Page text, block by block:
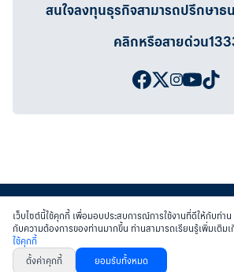
สนใจลงทุนธุรกิจสามารถปรึกษาธ
คลิกหรือสายด่วน
สงวนสิทธิ์ พ.ศ.2558 บมจ.ธนาคารกรุงเทพฯ
หนังสือแจ้งการคุ้มครองข้อมูลส่วนบุคคล
เว็บไซต์นี้ใช้คุกกี้ เพื่อมอบประสบการณ์การใช้งานที่ดีให้กับท่า
กับความต้องการของท่านมากขึ้น ท่านสามารถเรียนรู้เพิ่มเติม
ใช้คุกกี้
ตั้งค่าคุกกี้
ยอมรับทั้งหมด